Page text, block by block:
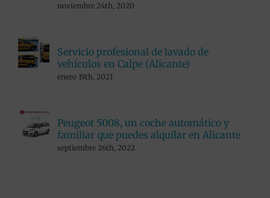
noviembre 24th, 2020
Servicio profesional de lavado de
vehículos en Calpe (Alicante)
enero 19th, 2021
Peugeot 5008, un coche automático y
familiar que puedes alquilar en Alicante
septiembre 26th, 2022